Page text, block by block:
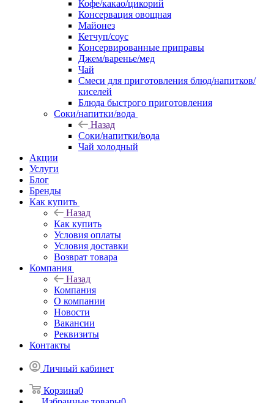
Кофе/какао/цикорий
Консервация овощная
Майонез
Кетчуп/соус
Консервированные приправы
Джем/варенье/мед
Чай
Смеси для приготовления блюд/напитков/
киселей
Блюда быстрого приготовления
Соки/напитки/вода
Назад
Соки/напитки/вода
Чай холодный
Акции
Услуги
Блог
Бренды
Как купить
Назад
Как купить
Условия оплаты
Условия доставки
Возврат товара
Компания
Назад
Компания
О компании
Новости
Вакансии
Реквизиты
Контакты
Личный кабинет
Корзина0